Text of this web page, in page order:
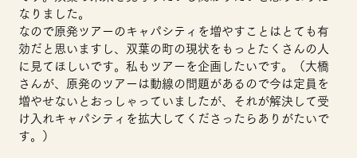
なりました。
なので原発ツアーのキャパシティを増やすことはとても有
効だと思いますし、双葉の町の現状をもっとたくさんの人
に見てほしいです。私もツアーを企画したいです。（大橋
さんが、原発のツアーは動線の問題があるので今は定員を
増やせないとおっしゃっていましたが、それが解決して受
け入れキャパシティを拡大してくださったらありがたいで
す。）